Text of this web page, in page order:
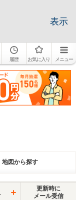
表示
履歴 お気に入り メニュー
地図から探す
更新時に
メール受信